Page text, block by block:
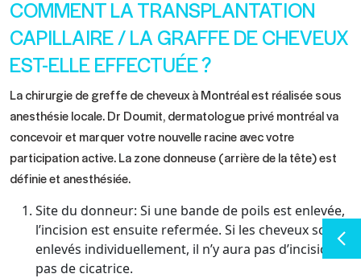
COMMENT LA TRANSPLANTATION
CAPILLAIRE / LA GRAFFE DE CHEVEUX
EST-ELLE EFFECTUÉE ?
La chirurgie de greffe de cheveux à Montréal est réalisée sous
anesthésie locale. Dr Doumit, dermatologue privé montréal va
concevoir et marquer votre nouvelle racine avec votre
participation active. La zone donneuse (arrière de la tête) est
définie et anesthésiée.
Site du donneur: Si une bande de poils est enlevée,
l’incision est ensuite refermée. Si les cheveux sont
enlevés individuellement, il n’y aura pas d’incision et
pas de cicatrice.